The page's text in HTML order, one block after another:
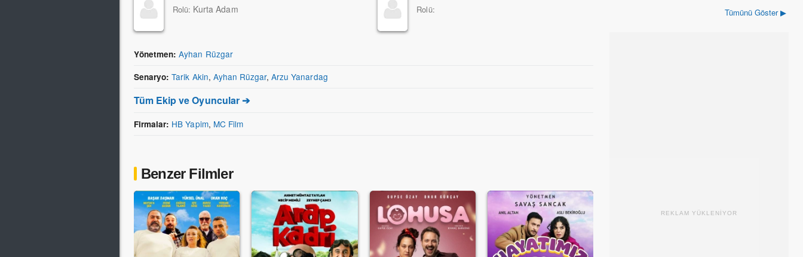
Rolü: Kurta Adam Rolü:
Yönetmen: Ayhan Rüzgar
Senaryo: Tarik Akin, Ayhan Rüzgar,Arzu Yanardag
Tüm Ekip ve Oyuncular ➔
Firmalar: HB Yapim, MC Film
Benzer Filmler
Tümünü Göster ▶
REKLAM YÜKLENİYOR